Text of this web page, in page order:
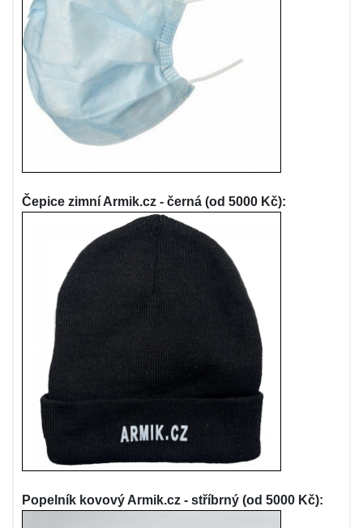
Čepice zimní Armik.cz - černá (od 5000 Kč):
Popelník kovový Armik.cz - stříbrný (od 5000 Kč):